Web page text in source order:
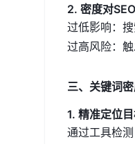
2. 密度对
过低影响：
过高风险：
三、关键词
1. 精准定位
通过工具检